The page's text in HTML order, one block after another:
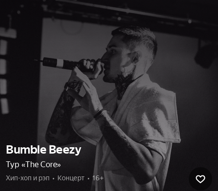
Bumble Beezy
Тур «The Core»
Хип-хоп и рэп  •  Концерт  •  16+